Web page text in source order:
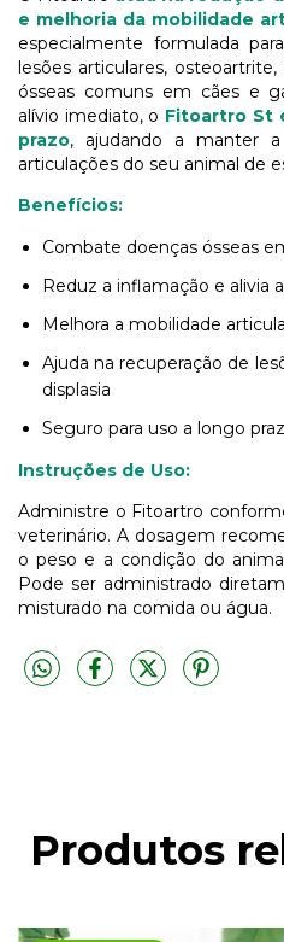
e melhoria da mobilidade
especialmente formulada
lesões articulares,
ósseas comuns em cães e
alívio imediato, o Fitoartro St
prazo, ajudando a manter
articulações do seu animal de
Benefícios:
Combate doenças ósseas
Reduz a inflamação e alivia
Melhora a mobilidade
Ajuda na recuperação de
displasia
Seguro para uso a longo
Instruções de Uso:
Administre o Fitoartro
veterinário. A dosagem
o peso e a condição do
Pode ser administrado
misturado na comida ou água.
Produtos